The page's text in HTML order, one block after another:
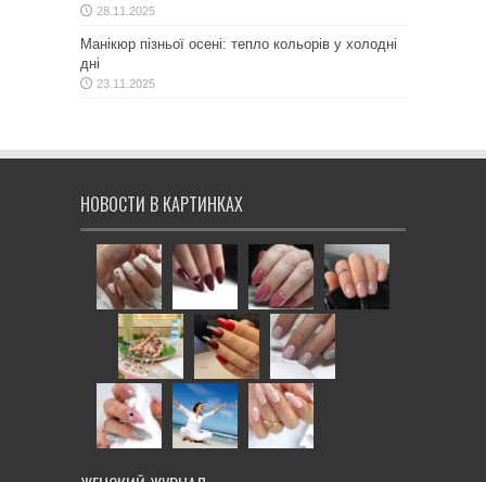
28.11.2025
Манікюр пізньої осені: тепло кольорів у холодні
дні
23.11.2025
НОВОСТИ В КАРТИНКАХ